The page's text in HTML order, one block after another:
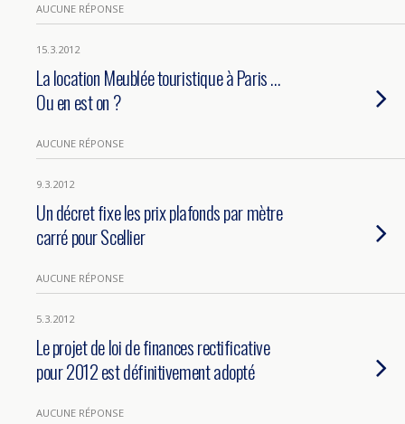
AUCUNE RÉPONSE
15.3.2012
La location Meublée touristique à Paris …
Ou en est on ?
AUCUNE RÉPONSE
9.3.2012
Un décret fixe les prix plafonds par mètre
carré pour Scellier
AUCUNE RÉPONSE
5.3.2012
Le projet de loi de finances rectificative
pour 2012 est définitivement adopté
AUCUNE RÉPONSE